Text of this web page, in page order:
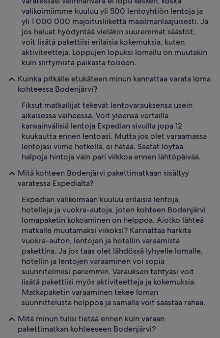
valikoimiimme kuuluu yli 500 lentoyhtiön lentoja ja
yli 1 000 000 majoitusliikettä maailmanlaajuisesti. Ja
jos haluat hyödyntää vieläkin suuremmat säästöt,
voit lisätä pakettiisi erilaisia kokemuksia, kuten
aktiviteetteja. Loppujen lopuksi lomailu on muutakin
kuin siirtymistä paikasta toiseen.
Kuinka pitkälle etukäteen minun kannattaa varata loma
kohteessa Bodenjärvi?
Fiksut matkailijat tekevät lentovarauksensa usein
aikaisessa vaiheessa. Voit yleensä vertailla
kansainvälisiä lentoja Expedian sivuilla jopa 12
kuukautta ennen lentoasi. Mutta jos olet varaamassa
lentojasi viime hetkellä, ei hätää. Saatat löytää
halpoja hintoja vain pari viikkoa ennen lähtöpäivää.
Mitä kohteen Bodenjärvi pakettimatkaan sisältyy
varatessa Expedialta?
Expedian valikoimaan kuuluu erilaisia lentoja,
hotelleja ja vuokra-autoja, joten kohteen Bodenjärvi
lomapaketin kokoaminen on helppoa. Aiotko lähteä
matkalle muutamaksi viikoksi? Kannattaa harkita
vuokra-auton, lentojen ja hotellin varaamista
pakettina. Ja jos taas olet lähdössä lyhyelle lomalle,
hotellin ja lentojen varaaminen voi sopia
suunnitelmiisi paremmin. Varauksen tehtyäsi voit
lisätä pakettiisi myös aktiviteetteja ja kokemuksia.
Matkapaketin varaaminen tekee loman
suunnittelusta helppoa ja samalla voit säästää rahaa.
Mitä minun tulisi tietää ennen kuin varaan
pakettimatkan kohteeseen Bodenjärvi?